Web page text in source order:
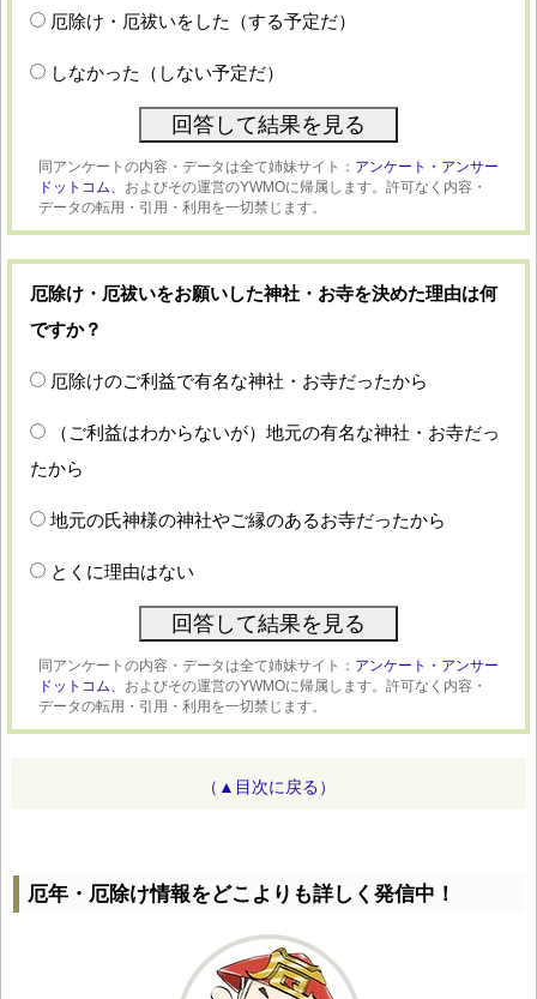
厄除け・厄祓いをした（する予定だ）
しなかった（しない予定だ）
同アンケートの内容・データは全て姉妹サイト： アンケート・アンサー
ドットコム、 およびその運営のYWMOに帰属します。許可なく内容・
データの転用・引用・利用を一切禁じます。
厄除け・厄祓いをお願いした神社・お寺を決めた理由は何
ですか？
厄除けのご利益で有名な神社・お寺だったから
（ご利益はわからないが）地元の有名な神社・お寺だっ
たから
地元の氏神様の神社やご縁のあるお寺だったから
とくに理由はない
同アンケートの内容・データは全て姉妹サイト： アンケート・アンサー
ドットコム、 およびその運営のYWMOに帰属します。許可なく内容・
データの転用・引用・利用を一切禁じます。
（▲目次に戻る）
厄年・厄除け情報をどこよりも詳しく発信中！